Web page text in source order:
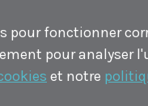
pour fonctionner
pour
et notre